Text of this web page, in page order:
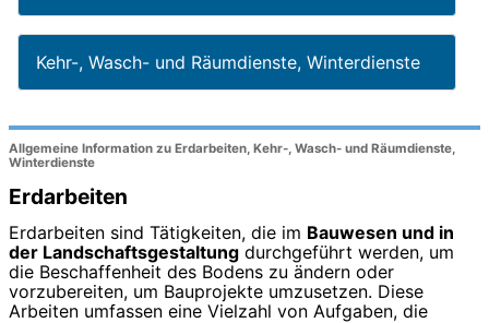
Kehr-, Wasch- und Räumdienste, Winterdienste
Allgemeine Information zu Erdarbeiten, Kehr-, Wasch- und Räumdienste,
Winterdienste
Erdarbeiten
Erdarbeiten sind Tätigkeiten, die im Bauwesen und in
der Landschaftsgestaltung durchgeführt werden, um
die Beschaffenheit des Bodens zu ändern oder
vorzubereiten, um Bauprojekte umzusetzen. Diese
Arbeiten umfassen eine Vielzahl von Aufgaben, die